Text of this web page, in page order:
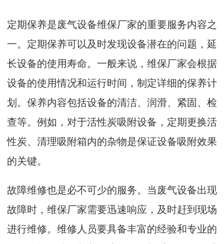
定期保养是废气设备维保厂家的重要服务内容之
一。定期保养可以及时发现设备潜在的问题，延
长设备的使用寿命。一般来说，维保厂家会根据
设备的使用情况和运行时间，制定详细的保养计
划。保养内容包括设备的清洁、润滑、紧固、检
查等。例如，对于活性炭吸附设备，定期更换活
性炭、清理吸附箱内的杂物是保证设备吸附效果
的关键。
故障维修也是必不可少的服务。当废气设备出现
故障时，维保厂家需要迅速响应，及时赶到现场
进行维修。维修人员要具备丰富的经验和专业的